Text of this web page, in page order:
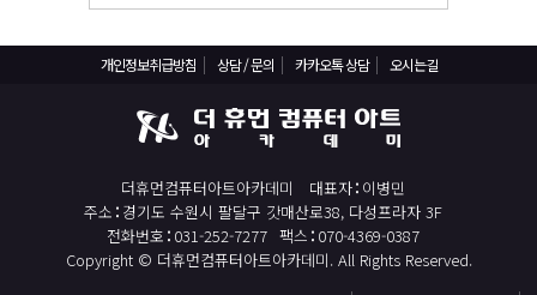
개인정보취급방침 상담 / 문의 카카오톡 상담 오시는길
더휴먼컴퓨터아트아카데미 대표자 이병민
주소 경기도 수원시 팔달구 갓매산로38, 다성프라자 3F
전화번호 031-252-7277 팩스 070-4369-0387
Copyright © 더휴먼컴퓨터아트아카데미. All Rights Reserved.
직업상담사 2급 (필기+실기) 자격증 취득과정
일러스트 자격증 취득과정(GTQi 1급)
전산회계 1급 / FAT 1급 자격증 취득과정
전산세무 2급 / TAT 2급 자격증 취득과정